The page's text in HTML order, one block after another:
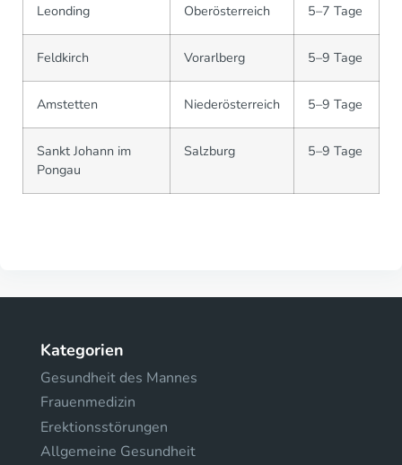
Leonding Oberösterreich 5–7 Tage
Feldkirch Vorarlberg 5–9 Tage
Amstetten Niederösterreich 5–9 Tage
Sankt Johann im
Pongau
Salzburg 5–9 Tage
Kategorien
Gesundheit des Mannes
Frauenmedizin
Erektionsstörungen
Allgemeine Gesundheit